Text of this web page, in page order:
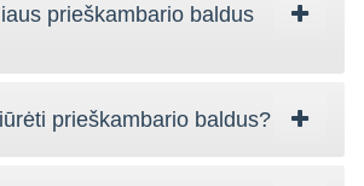
prieškambario baldus
prieškambario baldus?